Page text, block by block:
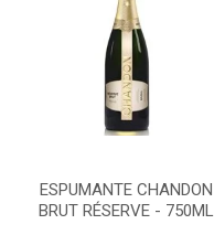
ESPUMANTE CHANDON
BRUT RÉSERVE - 750ML